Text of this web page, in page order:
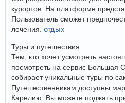
курортов. На платформе
Пользователь сможет
лечения. отдых
Туры и путешествия
Тем, кто хочет усмотреть
посмотреть на сервис Большая
собирает уникальные туры по
Путешественникам доступны
Карелию. Вы можете поджать